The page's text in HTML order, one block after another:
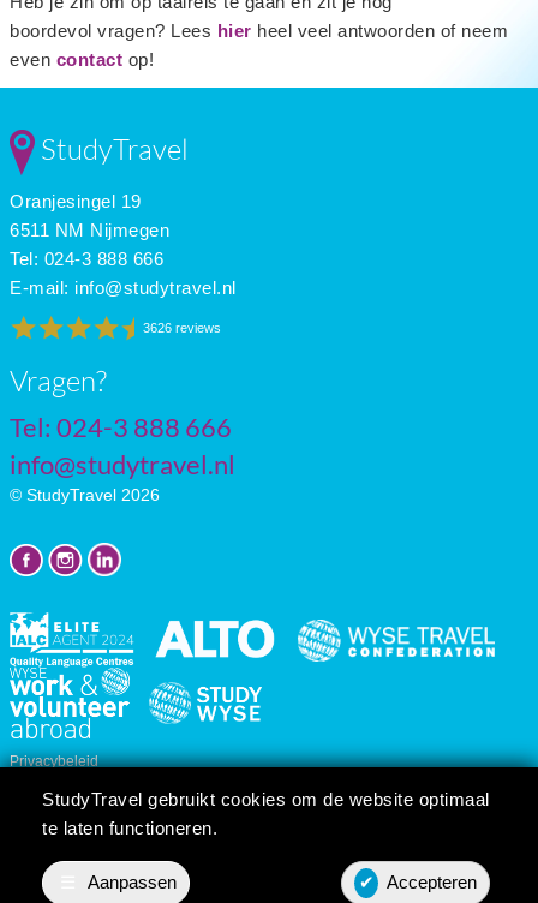
Prijsopgave Contact
boordevol vragen? Lees hier heel veel antwoorden of neem
even contact op!
StudyTravel gebruikt cookies om de website optimaal
te laten functioneren.
Aanpassen ✔ Accepteren
StudyTravel
Oranjesingel 19
6511 NM Nijmegen
Tel: 024-3 888 666
E-mail: info@studytravel.nl
3626 reviews
Vragen?
Tel: 024-3 888 666
info@studytravel.nl
© StudyTravel 2026
Privacybeleid
Reis/cursusvoorwaarden